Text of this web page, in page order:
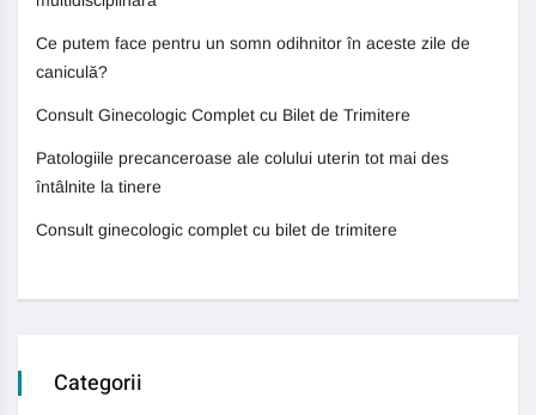
Ce putem face pentru un somn odihnitor în aceste zile de
caniculă?
Consult Ginecologic Complet cu Bilet de Trimitere
Patologiile precanceroase ale colului uterin tot mai des
întâlnite la tinere
Consult ginecologic complet cu bilet de trimitere
Categorii